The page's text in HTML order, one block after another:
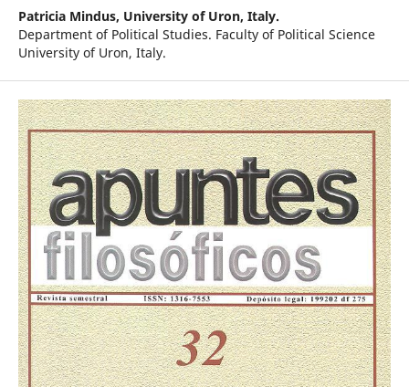
Patricia Mindus, University of Uron, Italy.
Department of Political Studies. Faculty of Political Science
University of Uron, Italy.